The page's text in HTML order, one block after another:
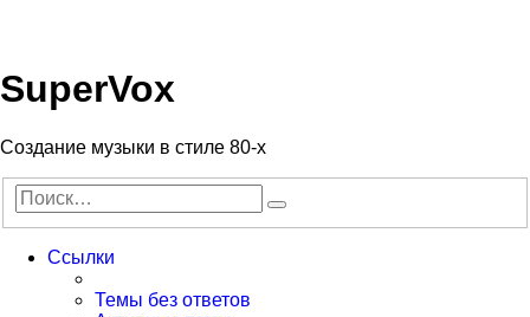
SuperVox
Создание музыки в стиле 80-х
Поиск
Ссылки
Темы без ответов